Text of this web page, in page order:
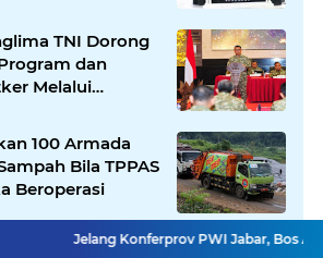
TNI Dorong
dan
Melalui
100 Armada
Bila TPPAS
Beroperasi
PWI Jabar,
Konferprov PWI Jabar, Bos Ayo Media